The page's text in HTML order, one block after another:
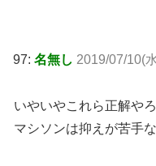
97: 名無し 2019/07/10(
いやいやこれら正解やろ
マシソンは抑えが苦手